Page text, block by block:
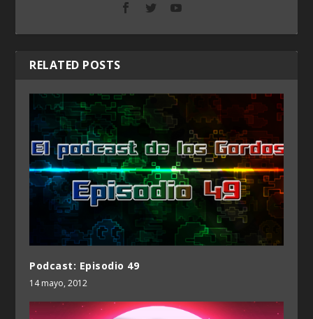
RELATED POSTS
Podcast: Episodio 49
14 mayo, 2012